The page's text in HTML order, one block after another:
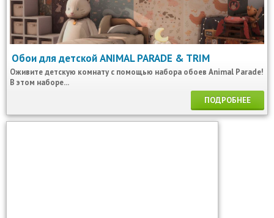
Обои для детской ANIMAL PARADE & TRIM
Оживите детскую комнату с помощью набора обоев Animal Parade!
В этом наборе...
ПОДРОБНЕЕ